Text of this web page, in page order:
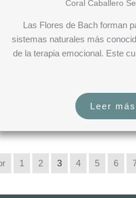
Coral Caballero
Las Flores de Bach forman
sistemas naturales más
de la terapia emocional. Este
Leer más
1 2 3 4 5 6